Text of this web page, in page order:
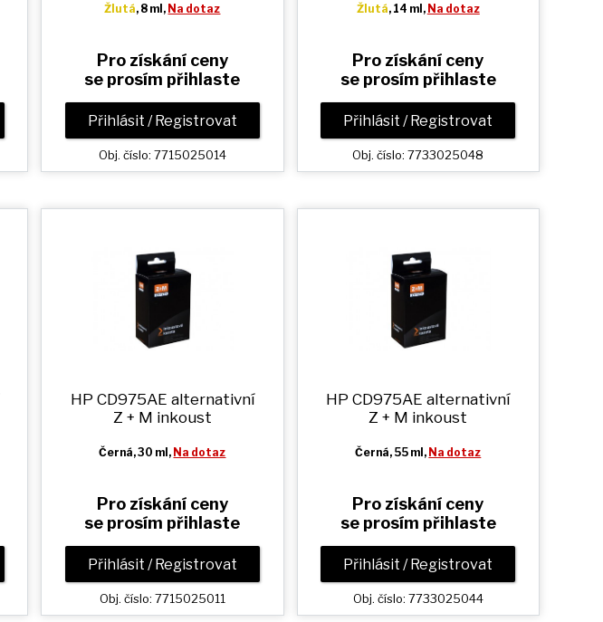
Žlutá, 8 ml, Na dotaz
Pro získání ceny
se prosím přihlaste
Přihlásit / Registrovat
Obj. číslo: 7715025014
Žlutá, 14 ml, Na dotaz
Pro získání ceny
se prosím přihlaste
Přihlásit / Registrovat
Obj. číslo: 7733025048
HP CD975AE alternativní
Z + M inkoust
Černá, 30 ml, Na dotaz
Pro získání ceny
se prosím přihlaste
Přihlásit / Registrovat
Obj. číslo: 7715025011
HP CD975AE alternativní
Z + M inkoust
Černá, 55 ml, Na dotaz
Pro získání ceny
se prosím přihlaste
Přihlásit / Registrovat
Obj. číslo: 7733025044